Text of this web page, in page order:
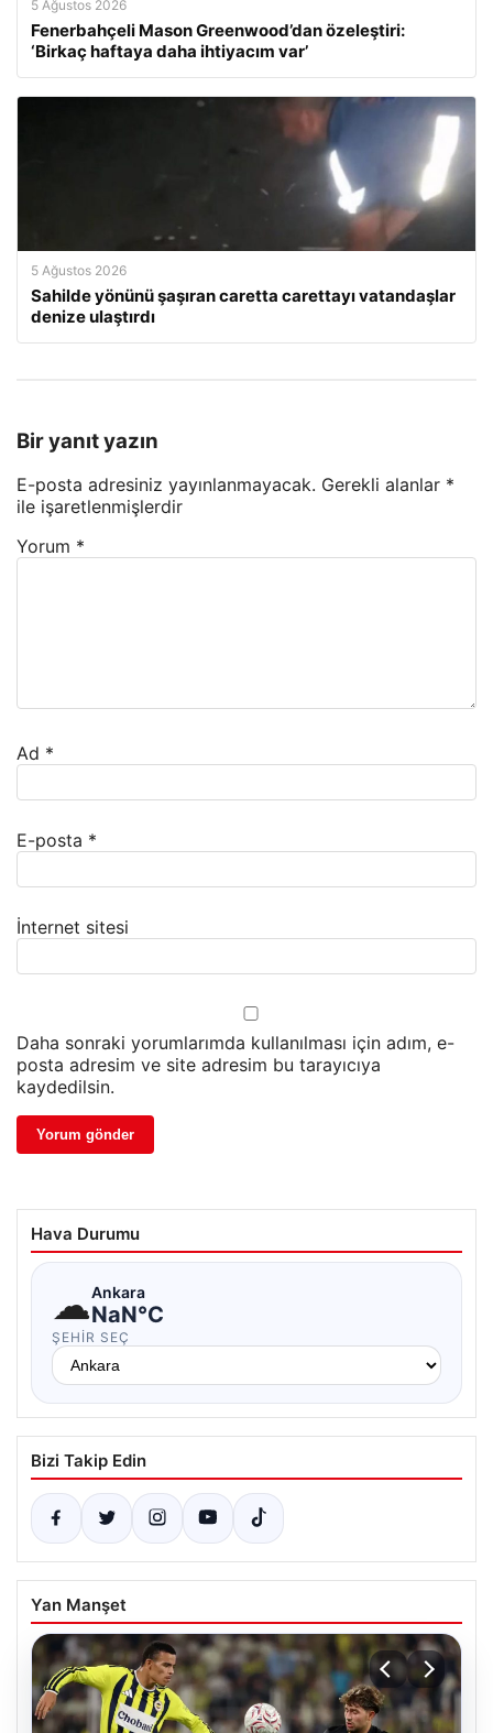
5 Ağustos 2026
Fenerbahçeli Mason Greenwood’dan özeleştiri:
‘Birkaç haftaya daha ihtiyacım var’
5 Ağustos 2026
Sahilde yönünü şaşıran caretta carettayı vatandaşlar
denize ulaştırdı
Bir yanıt yazın
E-posta adresiniz yayınlanmayacak. Gerekli alanlar *
ile işaretlenmişlerdir
Yorum *
Ad *
E-posta *
İnternet sitesi
Daha sonraki yorumlarımda kullanılması için adım, e-
posta adresim ve site adresim bu tarayıcıya
kaydedilsin.
Hava Durumu
☁Ankara
NaN°C
ŞEHIR SEÇ
Bizi Takip Edin
Yan Manşet